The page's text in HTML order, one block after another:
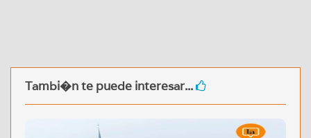
Tambi�n te puede interesar...